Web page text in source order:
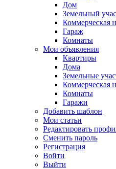
Дом
Земельный
Коммерческая
Гараж
Комнаты
Мои объявления
Квартиры
Дома
Земельные
Коммерческая
Комнаты
Гаражи
Добавить шаблон
Мои статьи
Редактировать
Сменить пароль
Регистрация
Войти
Выйти